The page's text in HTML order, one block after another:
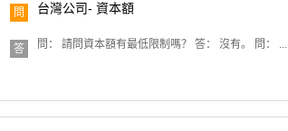
問 台灣公司- 資本額
答 問： 請問資本額有最低限制嗎？ 答： 沒有。 問： ...